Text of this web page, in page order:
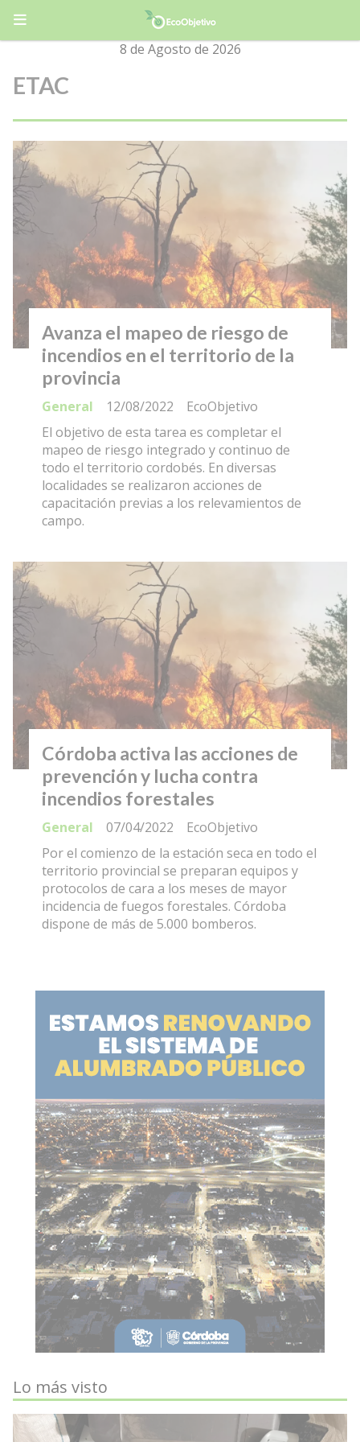
8 de Agosto de 2026
ETAC
Avanza el mapeo de riesgo de
incendios en el territorio de la
provincia
EcoObjetivo
General
12/08/2022
El objetivo de esta tarea es completar el
mapeo de riesgo integrado y continuo de
todo el territorio cordobés. En diversas
localidades se realizaron acciones de
capacitación previas a los relevamientos de
campo.
Córdoba activa las acciones de
prevención y lucha contra
incendios forestales
EcoObjetivo
General
07/04/2022
Por el comienzo de la estación seca en todo el
territorio provincial se preparan equipos y
protocolos de cara a los meses de mayor
incidencia de fuegos forestales. Córdoba
dispone de más de 5.000 bomberos.
Lo más visto